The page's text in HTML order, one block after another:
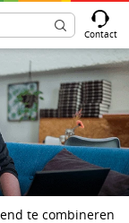
Contact
te combineren